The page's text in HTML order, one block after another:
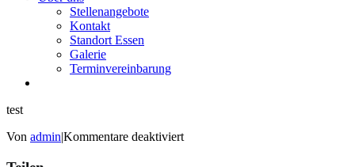
Stellenangebote
Kontakt
Standort Essen
Galerie
Terminvereinbarung
test
Von admin|Kommentare deaktiviertfür